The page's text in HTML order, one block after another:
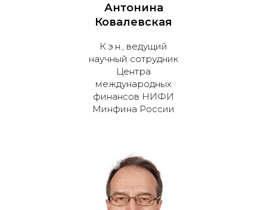
Антонина
Ковалевская
К.э.н., ведущий
научный сотрудник
Центра
международных
финансов НИФИ
Минфина России